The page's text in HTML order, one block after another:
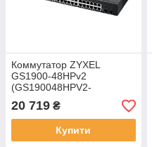
Коммутатор ZYXEL
GS1900-48HPv2
(GS190048HPV2-
EU0101F) (24xGE, 24xGE
PoE+, 2xSFP, Max POE
170W, Web Smart)
20 719 ₴
Купити